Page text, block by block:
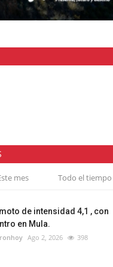
mes Todo el tiempo
de intensidad 4,1 , con
en Mula.
Ago 2, 2026 398